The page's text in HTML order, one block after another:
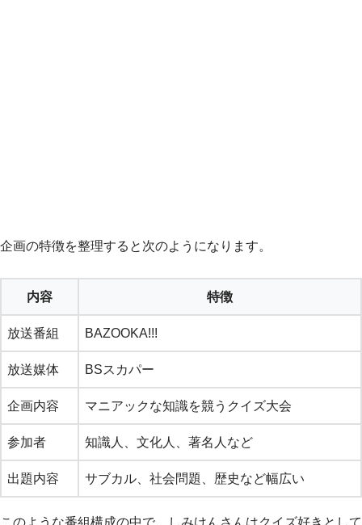
企画の特徴を整理すると次のようになります。
内容 特徴
放送番組 BAZOOKA!!!
放送媒体 BSスカパー
企画内容 マニアックな知識を競うクイズ大会
参加者 知識人、文化人、著名人など
出題内容 サブカル、社会問題、歴史など幅広い
このような番組構成の中で、しみけんさんはクイズ好きとして